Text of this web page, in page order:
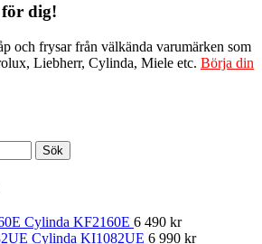
dig!
och frysar från välkända varumärken som
Liebherr, Cylinda, Miele etc. Börja din
Sök
Cylinda KF2160E 6 490 kr
Cylinda KI1082UE 6 990 kr